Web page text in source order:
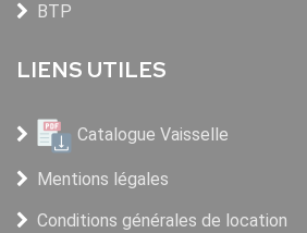
BTP
LIENS UTILES
Catalogue Vaisselle
Mentions légales
Conditions générales de location